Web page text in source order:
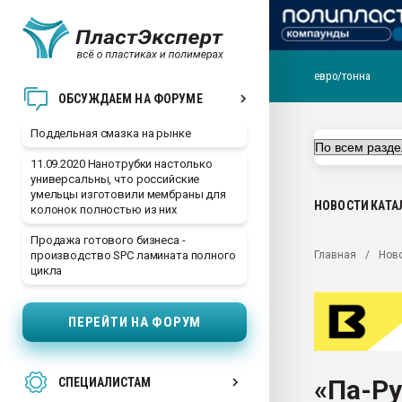
ОБСУЖДАЕМ НА ФОРУМЕ
Поддельная смазка на рынке
11.09.2020 Нанотрубки настолько
универсальны, что российские
умельцы изготовили мембраны для
колонок полностью из них
Продажа готового бизнеса -
производство SPC ламината полного
цикла
ПЕРЕЙТИ НА ФОРУМ
СПЕЦИАЛИСТАМ
ближайшее
Подмосковье, Москва
первый план в
28.07.2026
Всё, что касается
Материал поверхности
Продам отходы
евро/тонна
НОВОСТИ
Главная
«Па-